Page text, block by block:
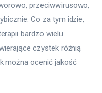
przeciwwirusowo,
Co za tym idzie,
bardzo wielu
czystek różnią
można ocenić jakość